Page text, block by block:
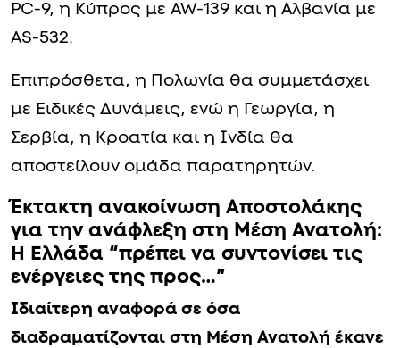
PC-9, η Κύπρος με AW-139 και η Αλβανία με
AS-532.
Επιπρόσθετα, η Πολωνία θα συμμετάσχει
με Ειδικές Δυνάμεις, ενώ η Γεωργία, η
Σερβία, η Κροατία και η Ινδία θα
αποστείλουν ομάδα παρατηρητών.
Έκτακτη ανακοίνωση Αποστολάκης
για την ανάφλεξη στη Μέση Ανατολή:
Η Ελλάδα “πρέπει να συντονίσει τις
ενέργειες της προς…”
Ιδιαίτερη αναφορά σε όσα
διαδραματίζονται στη Μέση Ανατολή έκανε